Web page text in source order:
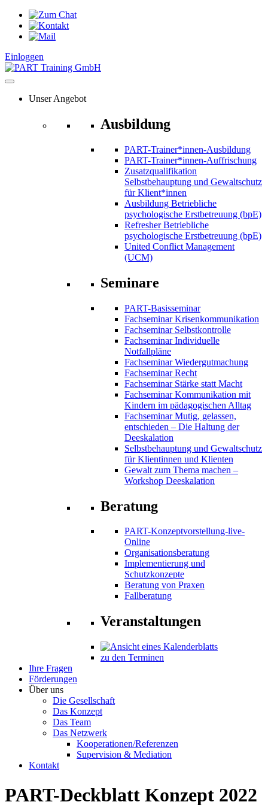
Zum
Inhalt
springen
Einloggen
Unser Angebot
Ausbildung
PART-Trainer*innen-Ausbildung
PART-Trainer*innen-Auffrischung
Zusatzqualifikation
Selbstbehauptung und Gewaltschutz
für Klient*innen
Ausbildung Betriebliche
psychologische Erstbetreuung (bpE)
Refresher Betriebliche
psychologische Erstbetreuung (bpE)
United Conflict Management
(UCM)
Seminare
PART-Basisseminar
Fachseminar Krisenkommunikation
Fachseminar Selbstkontrolle
Fachseminar Individuelle
Notfallpläne
Fachseminar Wiedergutmachung
Fachseminar Recht
Fachseminar Stärke statt Macht
Fachseminar Kommunikation mit
Kindern im pädagogischen Alltag
Fachseminar Mutig, gelassen,
entschieden – Die Haltung der
Deeskalation
Selbstbehauptung und Gewaltschutz
für Klientinnen und Klienten
Gewalt zum Thema machen –
Workshop Deeskalation
Beratung
PART-Konzeptvorstellung-live-
Online
Organisationsberatung
Implementierung und
Schutzkonzepte
Beratung von Praxen
Fallberatung
Veranstaltungen
zu den Terminen
Ihre Fragen
Förderungen
Über uns
Die Gesellschaft
Das Konzept
Das Team
Das Netzwerk
Kooperationen/Referenzen
Supervision & Mediation
Kontakt
PART-Deckblatt Konzept 2022